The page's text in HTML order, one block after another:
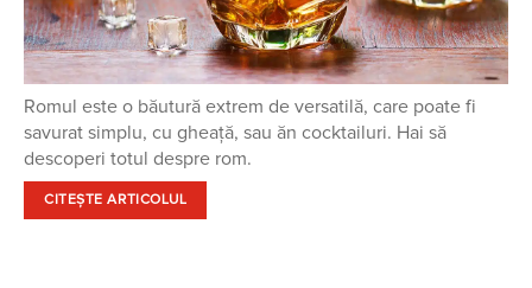
Romul este o băutură extrem de versatilă, care poate fi
savurat simplu, cu gheață, sau ăn cocktailuri. Hai să
descoperi totul despre rom.
CITEȘTE ARTICOLUL